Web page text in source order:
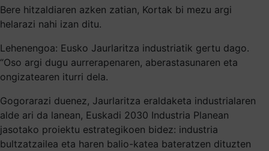
Bere hitzaldiaren azken zatian, Kortak bi mezu argi
helarazi nahi izan ditu.
Lehenengoa: Eusko Jaurlaritza industriatik gertu dago.
“Oso argi dugu aurrerapenaren, aberastasunaren eta
ongizatearen iturri dela.
Gogorarazi duenez, Jaurlaritza eraldaketa industrialaren
alde ari da lanean, Euskadi 2030 Industria Planean
jasotako proiektu estrategikoen bidez: industria
bultzatzailea eta haren balio-katea bateratzen dituzten